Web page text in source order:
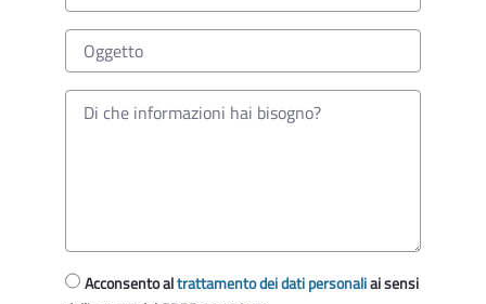
Acconsento altrattamento dei dati personaliai sensi